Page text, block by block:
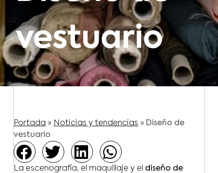
vestuario
Portada » Noticias y tendencias » Diseño de
vestuario
La escenografía, el maquillaje y el diseño de